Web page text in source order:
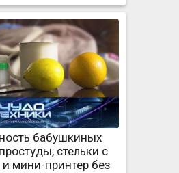
бабушкиных
стельки с
мини-принтер без